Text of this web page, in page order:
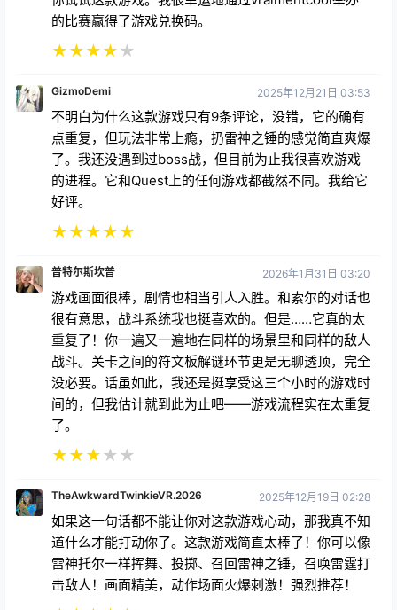
★★★★★
不明白为什么这款游戏只有9条评论，没错，它的确有
点重复，但玩法非常上瘾，扔雷神之锤的感觉简直爽爆
了。我还没遇到过boss战，但目前为止我很喜欢游戏
的进程。它和Quest上的任何游戏都截然不同。我给它
好评。
★★
游戏画面很棒，剧情也相当引人入胜。和索尔的对话也
很有意思，战斗系统我也挺喜欢的。但是……它真的太
重复了！你一遍又一遍地在同样的场景里和同样的敌人
战斗。关卡之间的符文板解谜环节更是无聊透顶，完全
没必要。话虽如此，我还是挺享受这三个小时的游戏时
间的，但我估计就到此为止吧——游戏流程实在太重复
了。
★★
如果这一句话都不能让你对这款游戏心动，那我真不知
道什么才能打动你了。这款游戏简直太棒了！你可以像
雷神托尔一样挥舞、投掷、召回雷神之锤，召唤雷霆打
击敌人！画面精美，动作场面火爆刺激！强烈推荐！
★★★ ★★